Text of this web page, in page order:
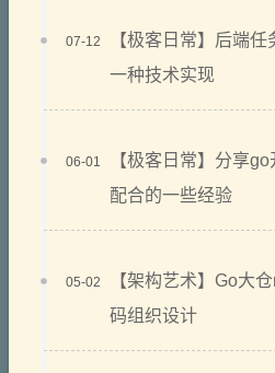
【极客日常】后端
一种技术实现
07-12
【极客日常】分享
配合的一些经验
06-01
【架构艺术】Go大
码组织设计
05-02